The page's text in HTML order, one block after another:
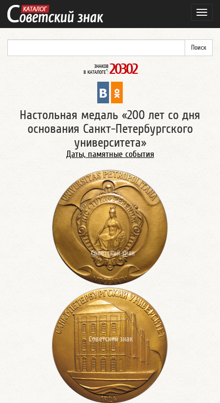
ЗНАКОВ
В КАТАЛОГЕ*: 20302
Настольная медаль «200 лет со дня
основания Санкт-Петербургского
университета»
Даты, памятные события